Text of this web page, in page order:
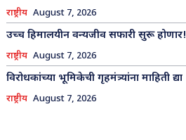
राष्ट्रीय August 7, 2026
उच्च हिमालयीन वन्यजीव सफारी सुरू होणार!
राष्ट्रीय August 7, 2026
विरोधकांच्या भूमिकेची गृहमंत्र्यांना माहिती द्या
राष्ट्रीय August 7, 2026